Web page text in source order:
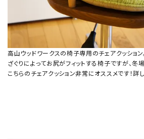
高山ウッドワークスの椅子専用のチェアクッション
ざぐりによってお尻がフィットする椅子ですが、冬
こちらのチェアクッション非常にオススメです！詳